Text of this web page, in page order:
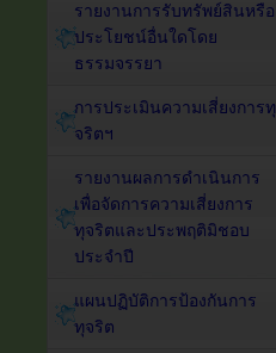
รายงานการรับทรัพย์สินหรือ
ประโยชน์อื่นใดโดย
ธรรมจรรยา
การประเมินความเสี่ยงการทุ
จริตฯ
รายงานผลการดำเนินการ
เพื่อจัดการความเสี่ยงการ
ทุจริตและประพฤติมิชอบ
ประจำปี
แผนปฏิบัติการป้องกันการ
ทุจริต